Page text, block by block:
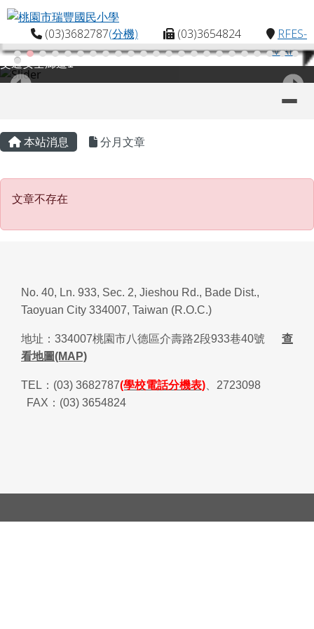
跳至主內容區
桃園市瑞豐國民小學
(03)3682787(分機) (03)3654824
RFES-
MAP
交通安全廊道1
主內容區域
本站消息 分月文章
文章不存在
文章不存在
頁尾區域
No. 40, Ln. 933, Sec. 2, Jieshou Rd., Bade Dist.,
Taoyuan City 334007, Taiwan (R.O.C.)
地址： 334007桃園市八德區介壽路2段933巷40號
查
看地圖(MAP)
TEL ： (03) 3682787(學校電話分機表)
2723098
FAX ： (03) 3654824